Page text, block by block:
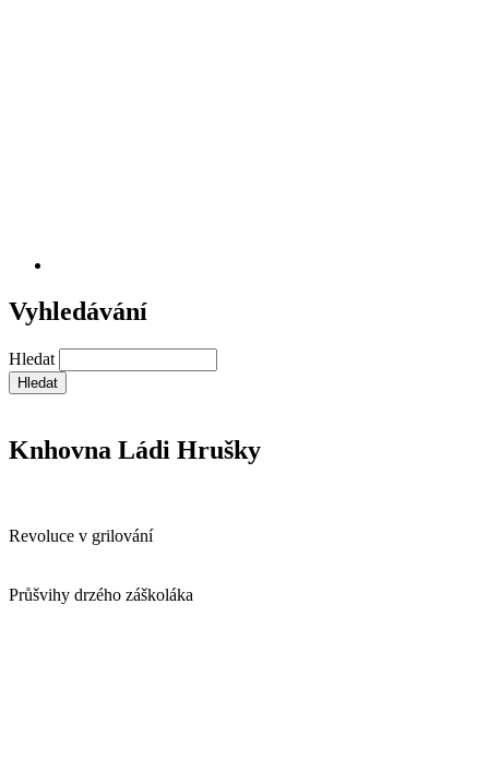
Vyhledávání
Hledat
Knhovna Ládi Hrušky
Revoluce v grilování
Průšvihy drzého záškoláka